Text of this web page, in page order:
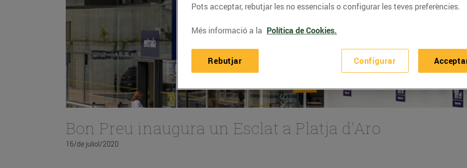
Bon Preu inaugura un Esclat a Platja d'Aro
16/de juliol/2020
Pots acceptar, rebutjar les no essencials o configurar les teves preferències.
Més informació a la Política de Cookies.
Configurar
Rebutjar